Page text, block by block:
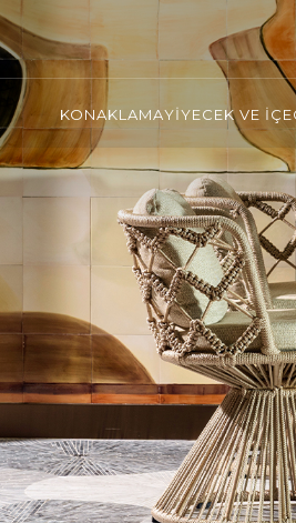
KONAKLAMAYİYECEK VE